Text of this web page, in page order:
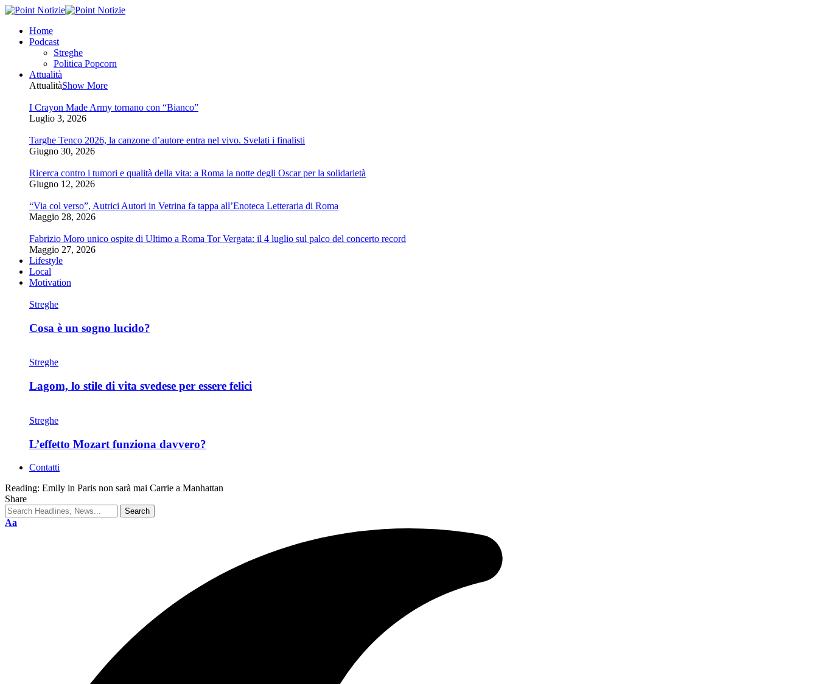
Home
Podcast
Streghe
Politica Popcorn
Attualità
AttualitàShow More
I Crayon Made Army tornano con “Bianco”
Luglio 3, 2026
Targhe Tenco 2026, la canzone d’autore entra nel vivo. Svelati i finalisti
Giugno 30, 2026
Ricerca contro i tumori e qualità della vita: a Roma la notte degli Oscar per la solidarietà
Giugno 12, 2026
“Via col verso”, Autrici Autori in Vetrina fa tappa all’Enoteca Letteraria di Roma
Maggio 28, 2026
Fabrizio Moro unico ospite di Ultimo a Roma Tor Vergata: il 4 luglio sul palco del concerto record
Maggio 27, 2026
Lifestyle
Local
Motivation
Streghe
Cosa è un sogno lucido?
Streghe
Lagom, lo stile di vita svedese per essere felici
Streghe
L’effetto Mozart funziona davvero?
Contatti
Reading: Emily in Paris non sarà mai Carrie a Manhattan
Share
Aa